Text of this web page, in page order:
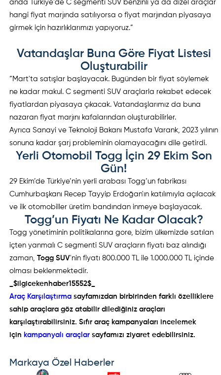
anda Türkiye'de C segmenti SUV benzinli ya da dizel araçlar
hangi fiyat marjında satılıyorsa o fiyat marjından piyasaya
girmek için hazırlıklarımızı yapıyoruz.”
Vatandaşlar Buna Göre Fiyat Listesi
Oluşturabilir
“Mart'ta satışlar başlayacak. Bugünden bir fiyat söylemek
ne kadar makul. C segmenti SUV araçlarla rekabet edecek
fiyatlardan piyasaya çıkacak. Vatandaşlarımız da buna
nazaran fiyat marjını kafalarından oluşturabilirler.
Ayrıca Sanayi ve Teknoloji Bakanı Mustafa Varank, 2023 yılının
sonuna kadar şarj probleminin olamayacağını dile getirdi.
Yerli Otomobil Togg İçin 29 Ekim Son
Gün!
29 Ekim’de Türkiye’nin yerli arabası Togg’un fabrikası
Cumhurbaşkanı Recep Tayyip Erdoğan'ın katılımıyla açılacak
ve ilk otomobiller üretim bandından inmeye başlayacak.
Togg’un Fiyatı Ne Kadar Olacak?
Togg yönetiminin politikalarına gore, bizim ülkemizde satılan
içten yanmalı C segmenti SUV araçların fiyatı baz alındığı
zaman,Togg SUV'nin fiyatı 800.000 TL ile 1.000.000 TL içinde
olması beklenmektedir.
_$ilgicekenhaber15552$_
Araç Karşılaştırma sayfamızdan birbirinden farklı özelliklere
sahip araçlara göz atabilir dilediğiniz araçları
karşılaştırabilirsiniz. Sıfır araç kampanyaları incelemek
için kampanyalı araçlar sayfamızı ziyaret edebilirsiniz.
Markaya Özel Haberler